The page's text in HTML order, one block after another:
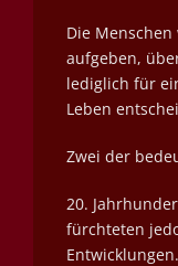
Die
aufgeben,
lediglich für
Leben
Zwei der
20.
fürchteten
Entwicklungen.